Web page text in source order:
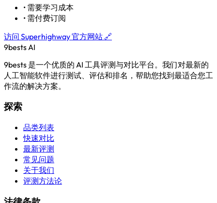
• 需要学习成本
• 需付费订阅
访问 Superhighway 官方网站 🔗
9bests AI
9bests 是一个优质的 AI 工具评测与对比平台。我们对最新的
人工智能软件进行测试、评估和排名，帮助您找到最适合您工
作流的解决方案。
探索
品类列表
快速对比
最新评测
常见问题
关于我们
评测方法论